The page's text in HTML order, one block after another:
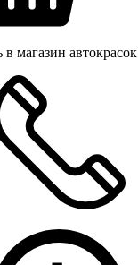
магазин автокрасок